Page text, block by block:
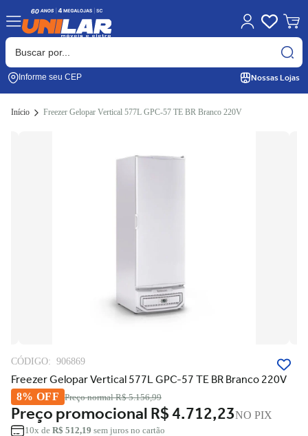
Informe seu CEP Nossas Lojas
Início Freezer Gelopar Vertical 577L GPC-57 TE BR Branco 220V
CÓDIGO: 906869
Freezer Gelopar Vertical 577L GPC-57 TE BR Branco 220V
8% OFF Preço normalR$ 5.156,99
Preço promocionalR$ 4.712,23NO PIX
10x de R$ 512,19 sem juros no cartão